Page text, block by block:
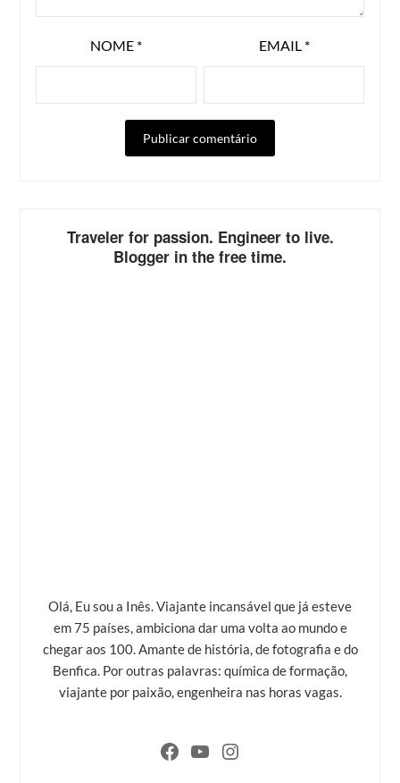
NOME * EMAIL *
Traveler for passion. Engineer to live.
Blogger in the free time.
Olá, Eu sou a Inês. Viajante incansável que já esteve
em 75 países, ambiciona dar uma volta ao mundo e
chegar aos 100. Amante de história, de fotografia e do
Benfica. Por outras palavras: química de formação,
viajante por paixão, engenheira nas horas vagas.